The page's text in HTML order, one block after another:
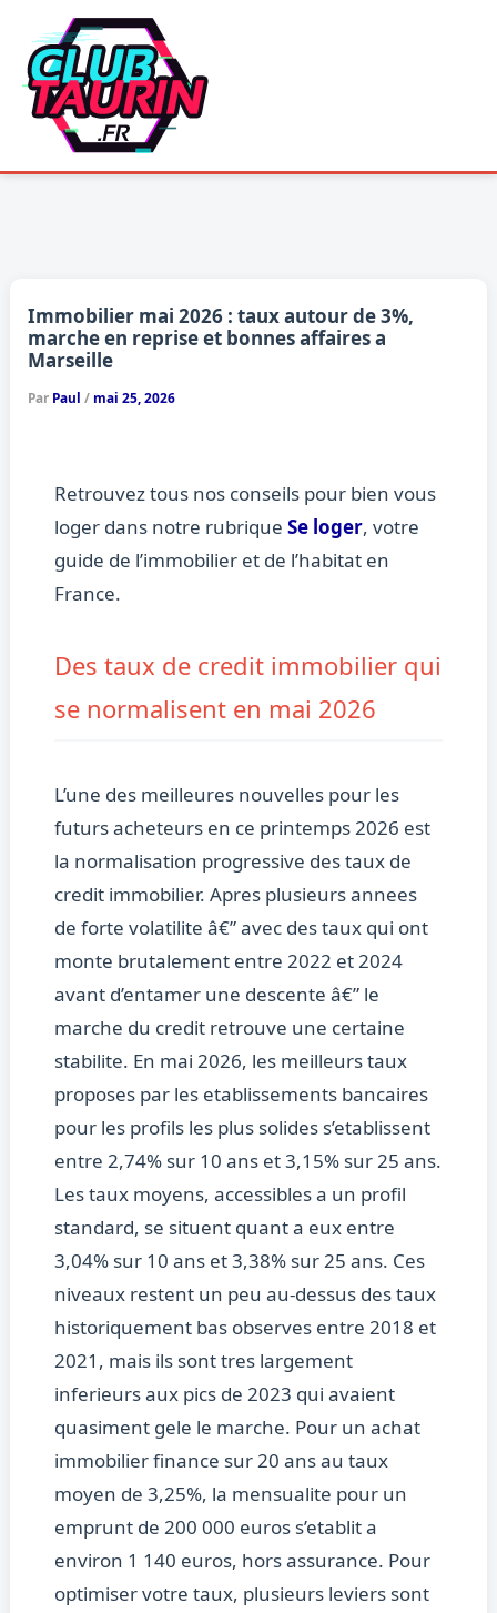
contenu
Immobilier mai 2026 : taux autour de 3%,
marche en reprise et bonnes affaires a
Marseille
Par Paul / mai 25, 2026
Retrouvez tous nos conseils pour bien vous
loger dans notre rubrique Se loger, votre
guide de l’immobilier et de l’habitat en
France.
Des taux de credit immobilier qui
se normalisent en mai 2026
L’une des meilleures nouvelles pour les
futurs acheteurs en ce printemps 2026 est
la normalisation progressive des taux de
credit immobilier. Apres plusieurs annees
de forte volatilite â€” avec des taux qui ont
monte brutalement entre 2022 et 2024
avant d’entamer une descente â€” le
marche du credit retrouve une certaine
stabilite. En mai 2026, les meilleurs taux
proposes par les etablissements bancaires
pour les profils les plus solides s’etablissent
entre 2,74% sur 10 ans et 3,15% sur 25 ans.
Les taux moyens, accessibles a un profil
standard, se situent quant a eux entre
3,04% sur 10 ans et 3,38% sur 25 ans. Ces
niveaux restent un peu au-dessus des taux
historiquement bas observes entre 2018 et
2021, mais ils sont tres largement
inferieurs aux pics de 2023 qui avaient
quasiment gele le marche. Pour un achat
immobilier finance sur 20 ans au taux
moyen de 3,25%, la mensualite pour un
emprunt de 200 000 euros s’etablit a
environ 1 140 euros, hors assurance. Pour
optimiser votre taux, plusieurs leviers sont